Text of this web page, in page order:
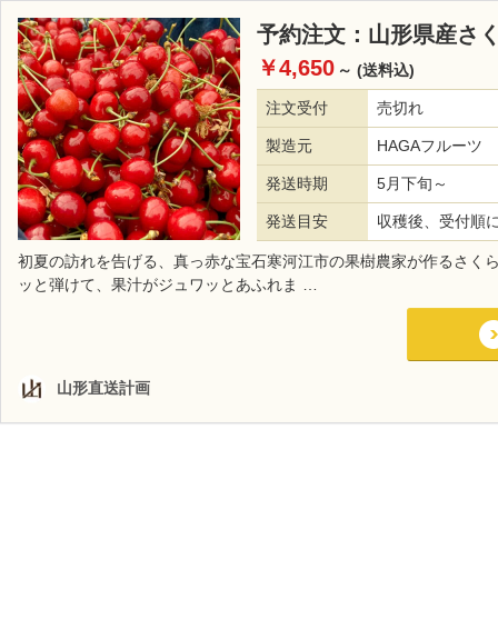
予約注文：山形県産さ
￥4,650 ～ (送料込)
注文受付 売切れ
製造元 HAGAフルーツ
発送時期 5月下旬～
発送目安 収穫後、受付順
初夏の訪れを告げる、真っ赤な宝石寒河江市の果樹農家が作るさ
ッと弾けて、果汁がジュワッとあふれま …
山形直送計画